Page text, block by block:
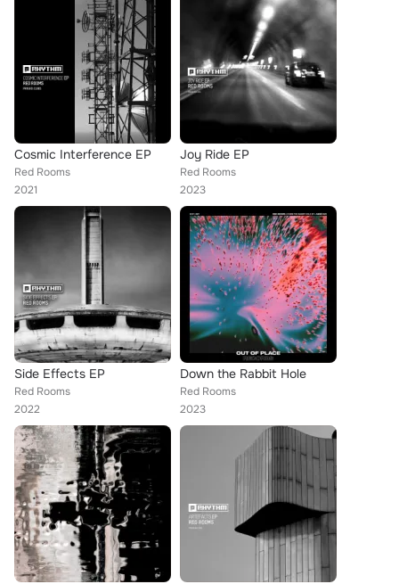
Cosmic Interference EP
Red Rooms
2021
Joy Ride EP
Red Rooms
2023
Side Effects EP
Red Rooms
2022
Down the Rabbit Hole
Red Rooms
2023